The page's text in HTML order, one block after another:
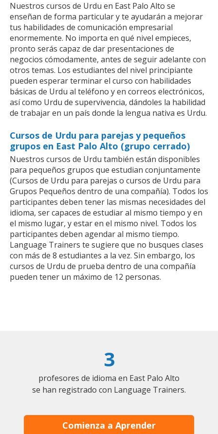
Nuestros cursos de Urdu en East Palo Alto se
enseñan de forma particular y te ayudarán a mejorar
tus habilidades de comunicación empresarial
enormemente. No importa en qué nivel empieces,
pronto serás capaz de dar presentaciones de
negocios cómodamente, antes de seguir adelante con
otros temas. Los estudiantes del nivel principiante
pueden esperar terminar el curso con habilidades
básicas de Urdu al teléfono y en correos electrónicos,
así como Urdu de supervivencia, dándoles la habilidad
de trabajar en un país donde la lengua nativa es Urdu.
Cursos de Urdu para parejas y pequeños
grupos en East Palo Alto (grupo cerrado)
Nuestros cursos de Urdu también están disponibles
para pequeños grupos que estudian conjuntamente
(Cursos de Urdu para parejas o cursos de Urdu para
Grupos Pequeños dentro de una compañía). Todos los
participantes deben tener las mismas necesidades del
idioma, ser capaces de estudiar al mismo tiempo y en
el mismo lugar, y estar en el mismo nivel. Todos los
participantes deben agendar al mismo tiempo.
Language Trainers te sugiere que no busques clases
con más de 8 estudiantes a la vez. Sin embargo, los
cursos de Urdu de prueba dentro de una compañía
pueden tener un máximo de 12 personas.
3
profesores de idioma en East Palo Alto
se han registrado con Language Trainers.
Comienza a Aprender